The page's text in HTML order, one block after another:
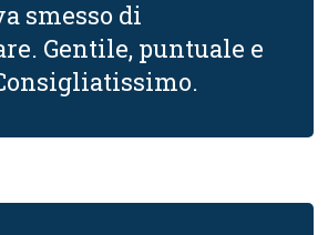
smesso di
Gentile, puntuale e